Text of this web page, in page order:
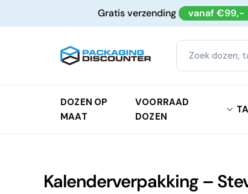
content
Gratis verzending vanaf €99,-
DOZEN OP
MAAT
VOORRAAD
DOZEN
Kalenderverpakking –